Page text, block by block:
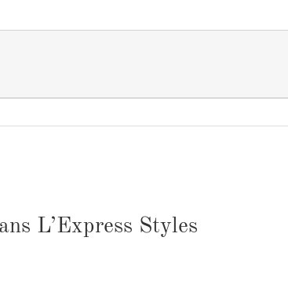
L’Express Styles